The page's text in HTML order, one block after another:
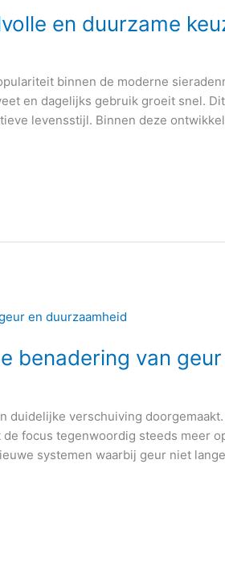
en duurzame
binnen de moderne
en dagelijks gebruik groeit snel.
levensstijl. Binnen deze
benadering van
duidelijke verschuiving
focus tegenwoordig steeds meer
systemen waarbij geur niet